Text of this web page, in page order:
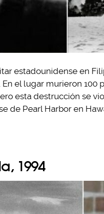
estadounidense en
el lugar murieron 100
esta destrucción se
de Pearl Harbor en
1994